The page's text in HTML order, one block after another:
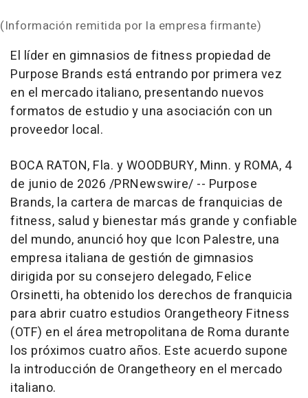
(Información remitida por la empresa firmante)
El líder en gimnasios de fitness propiedad de
Purpose Brands está entrando por primera vez
en el mercado italiano, presentando nuevos
formatos de estudio y una asociación con un
proveedor local.
BOCA RATON, Fla. y WOODBURY, Minn. y ROMA, 4
de junio de 2026 /PRNewswire/ -- Purpose
Brands, la cartera de marcas de franquicias de
fitness, salud y bienestar más grande y confiable
del mundo, anunció hoy que Icon Palestre, una
empresa italiana de gestión de gimnasios
dirigida por su consejero delegado, Felice
Orsinetti, ha obtenido los derechos de franquicia
para abrir cuatro estudios Orangetheory Fitness
(OTF) en el área metropolitana de Roma durante
los próximos cuatro años. Este acuerdo supone
la introducción de Orangetheory en el mercado
italiano.